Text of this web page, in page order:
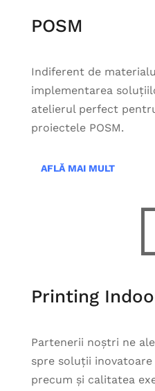
POSM
Indiferent de
implementarea
atelierul perfect
proiectele POSM.
AFLĂ MAI MULT
Printing
Partenerii noștri ne
spre soluții
precum și calitatea